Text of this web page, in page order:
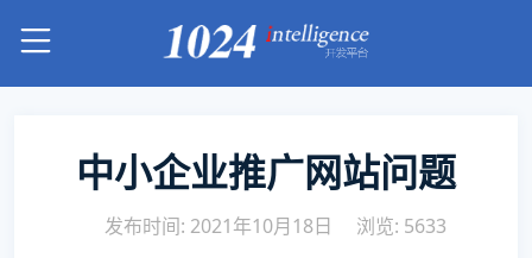
中小企业推广网站问题
发布时间: 2021年10月18日 浏览: 5633